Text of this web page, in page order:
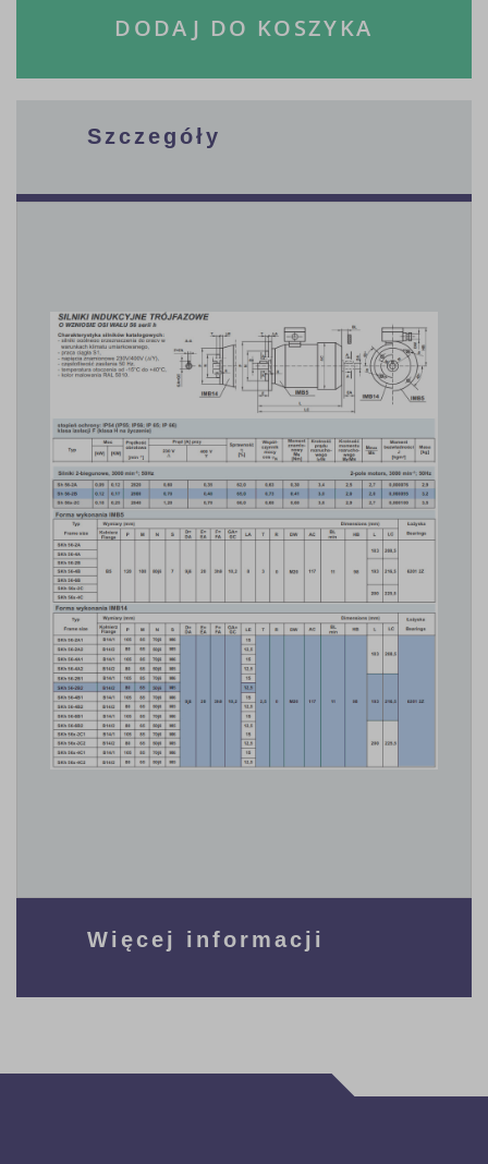
DODAJ DO KOSZYKA
Szczegóły
Więcej informacji